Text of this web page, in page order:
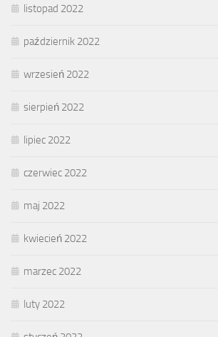
listopad 2022
październik 2022
wrzesień 2022
sierpień 2022
lipiec 2022
czerwiec 2022
maj 2022
kwiecień 2022
marzec 2022
luty 2022